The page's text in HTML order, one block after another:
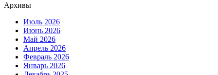
Архивы
Июль 2026
Июнь 2026
Май 2026
Апрель 2026
Февраль 2026
Январь 2026